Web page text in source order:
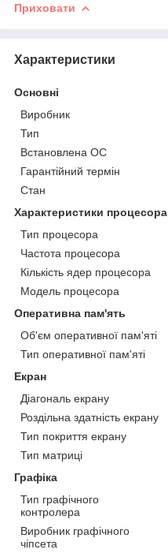
Приховати
Характеристики
Основні
Виробник
Тип
Встановлена ОС
Гарантійний термін
Стан
Характеристики процесора
Тип процесора
Частота процесора
Кількість ядер процесора
Модель процесора
Оперативна пам'ять
Об'єм оперативної пам'яті
Тип оперативної пам'яті
Екран
Діагональ екрану
Роздільна здатність екрану
Тип покриття екрану
Тип матриці
Графіка
Тип графічного
контролера
Виробник графічного
чіпсета